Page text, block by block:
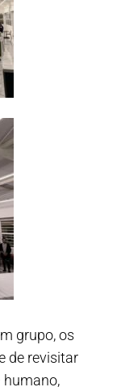
grupo, os
de revisitar